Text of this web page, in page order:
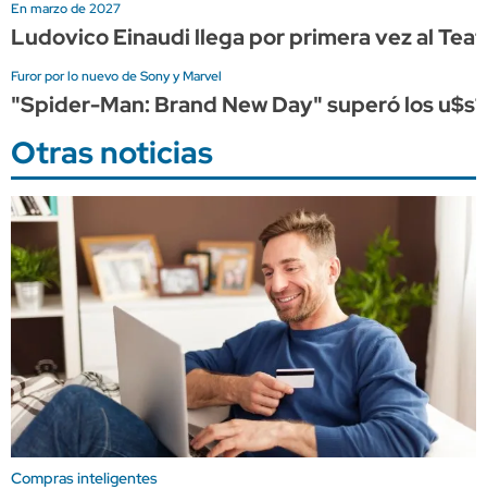
En marzo de 2027
Ludovico Einaudi llega por primera vez al
Furor por lo nuevo de Sony y Marvel
"Spider-Man: Brand New Day" superó los
Otras noticias
Compras inteligentes